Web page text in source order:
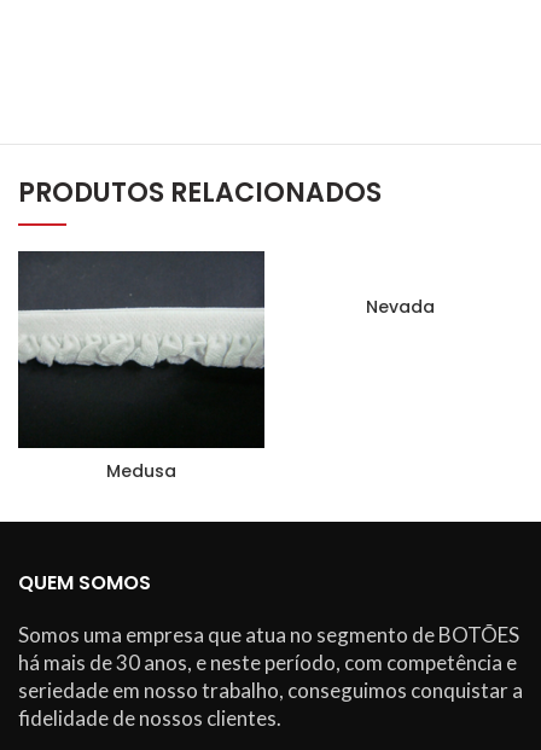
PRODUTOS RELACIONADOS
Medusa
Nevada
QUEM SOMOS
Somos uma empresa que atua no segmento de BOTÕES
há mais de 30 anos, e neste período, com competência e
seriedade em nosso trabalho, conseguimos conquistar a
fidelidade de nossos clientes.